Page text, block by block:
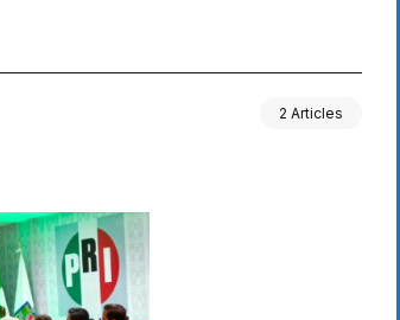
2 Articles